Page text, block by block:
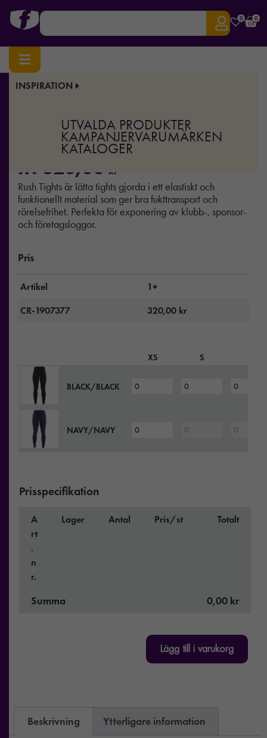
0 0
INSPIRATION
UTVALDA PRODUKTER
KAMPANJERVARUMÄRKEN
KATALOGER
Hem/Sport & Träning / Rush Tights W
Rush Tights W
fr. 320,00 kr
Rush Tights är lätta tights gjorda i ett elastiskt och
funktionellt material som ger bra fukttransport och
rörelsefrihet. Perfekta för exponering av klubb-, sponsor-
och företagsloggor.
Pris
Artikel
1+
CR-1907377
320,00 kr
XS S
BLACK/BLACK
NAVY/NAVY
Prisspecifikation
A
rt
.
n
r.
Lager Antal Pris/st Totalt
Summa 0,00 kr
Lägg till i varukorg
Beskrivning Ytterligare information